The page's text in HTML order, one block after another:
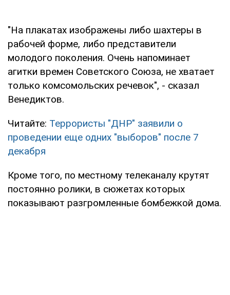
"На плакатах изображены либо шахтеры в
рабочей форме, либо представители
молодого поколения. Очень напоминает
агитки времен Советского Союза, не хватает
только комсомольских речевок", - сказал
Венедиктов.
Читайте: Террористы "ДНР" заявили о
проведении еще одних "выборов" после 7
декабря
Кроме того, по местному телеканалу крутят
постоянно ролики, в сюжетах которых
показывают разгромленные бомбежкой дома.